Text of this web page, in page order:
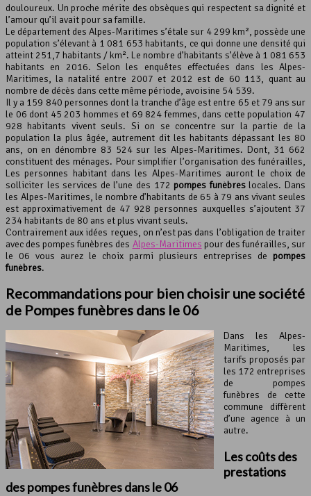
douloureux. Un proche mérite des obsèques qui respectent sa dignité et
l’amour qu’il avait pour sa famille.
Le département des Alpes-Maritimes s’étale sur 4 299 km², possède une
population s’élevant à 1 081 653 habitants, ce qui donne une densité qui
atteint 251,7 habitants / km². Le nombre d’habitants s’élève à 1 081 653
habitants en 2016. Selon les enquêtes effectuées dans les Alpes-
Maritimes, la natalité entre 2007 et 2012 est de 60 113, quant au
nombre de décès dans cette même période, avoisine 54 539.
Il y a 159 840 personnes dont la tranche d’âge est entre 65 et 79 ans sur
le 06 dont 45 203 hommes et 69 824 femmes, dans cette population 47
928 habitants vivent seuls. Si on se concentre sur la partie de la
population la plus âgée, autrement dit les habitants dépassant les 80
ans, on en dénombre 83 524 sur les Alpes-Maritimes. Dont, 31 662
constituent des ménages. Pour simplifier l’organisation des funérailles,
Les personnes habitant dans les Alpes-Maritimes auront le choix de
solliciter les services de l’une des 172 pompes funèbreslocales. Dans
les Alpes-Maritimes, le nombre d’habitants de 65 à 79 ans vivant seules
est approximativement de 47 928 personnes auxquelles s’ajoutent 37
234 habitants de 80 ans et plus vivant seuls.
Contrairement aux idées reçues, on n’est pas dans l’obligation de traiter
avec des pompes funèbres des Alpes-Maritimes pour des funérailles, sur
le 06 vous aurez le choix parmi plusieurs entreprises de pompes
funèbres.
Recommandations pour bien choisir une société
de Pompes funèbres dans le 06
Dans les Alpes-
Maritimes, les
tarifs proposés par
les 172 entreprises
de pompes
funèbres de cette
commune diffèrent
d’une agence à un
autre.
Les coûts des
prestations
des pompes funèbres dans le 06